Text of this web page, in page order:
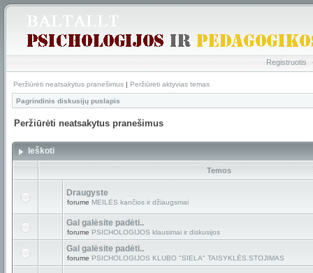
Registruotis
Peržiūrėti neatsakytus pranešimus | Peržiūrėti aktyvias temas
Pagrindinis diskusijų puslapis
Peržiūrėti neatsakytus pranešimus
Ieškoti
Temos
Draugyste
forume MEILĖS kančios ir džiaugsmai
Gal galėsite padėti..
forume PSICHOLOGIJOS klausimai ir diskusijos
Gal galėsite padėti..
forume PSICHOLOGIJOS KLUBO "SIELA" TAISYKLĖS.STOJIMAS